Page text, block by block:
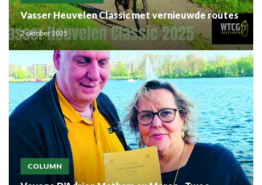
Vasser Heuvelen Classic met vernieuwde routes
2 oktober 2025
COLUMN